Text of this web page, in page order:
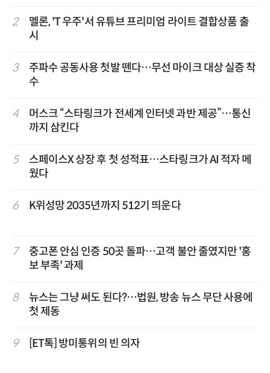
2
멜론, 'T 우주'서 유튜브 프리미엄 라이트 결합상품 출
시
3
주파수 공동사용 첫발 뗀다…무선 마이크 대상 실증 착
수
4
머스크 “스타링크가 전세계 인터넷 과반 제공”…통신
까지 삼킨다
5
스페이스X 상장 후 첫 성적표…스타링크가 AI 적자 메
웠다
6 K위성망 2035년까지 512기 띄운다
7
중고폰 안심 인증 50곳 돌파…고객 불안 줄였지만 '홍
보 부족' 과제
8
뉴스는 그냥 써도 된다?…법원, 방송 뉴스 무단 사용에
첫 제동
9 [ET톡] 방미통위의 빈 의자